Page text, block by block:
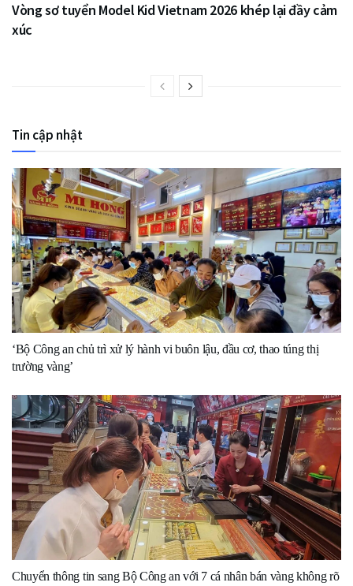
Vòng sơ tuyển Model Kid Vietnam 2026 khép lại đầy cảm
xúc
Tin cập nhật
‘Bộ Công an chủ trì xử lý hành vi buôn lậu, đầu cơ, thao túng thị
trường vàng’
Chuyển thông tin sang Bộ Công an với 7 cá nhân bán vàng không rõ